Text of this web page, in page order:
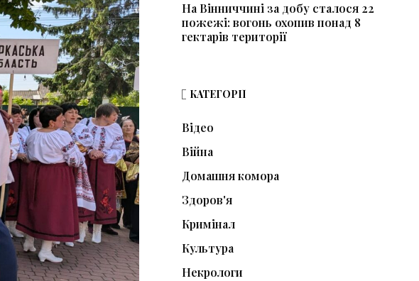
На Вінниччині за добу сталося 22
пожежі: вогонь охопив понад 8
гектарів території
КАТЕГОРІЇ
Відео
Війна
Домашня комора
Здоров'я
Кримінал
Культура
Некрологи